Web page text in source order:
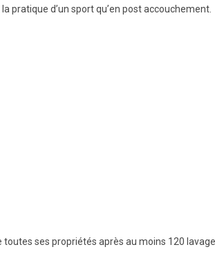
pratique d’un sport qu’en post accouchement.
ses propriétés après au moins 120